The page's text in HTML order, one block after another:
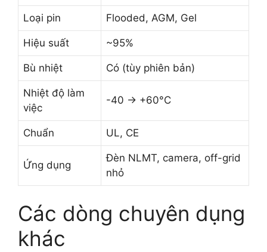
Loại pin Flooded, AGM, Gel
Hiệu suất ~95%
Bù nhiệt Có (tùy phiên bản)
Nhiệt độ làm
việc
-40 → +60°C
Chuẩn UL, CE
Ứng dụng
Đèn NLMT, camera, off-grid
nhỏ
Các dòng chuyên dụng
khác